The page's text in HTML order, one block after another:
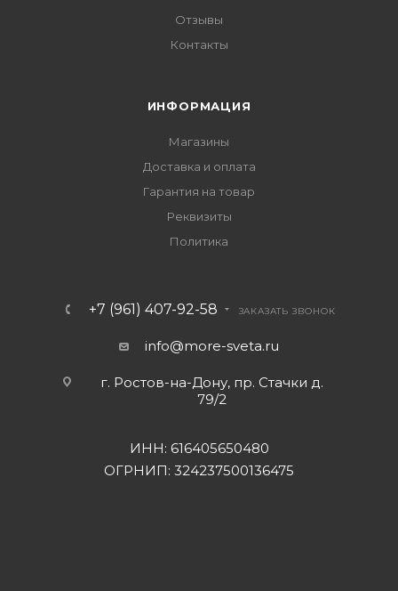
Отзывы
Контакты
ИНФОРМАЦИЯ
Магазины
Доставка и оплата
Гарантия на товар
Реквизиты
Политика
+7 (961) 407-92-58 ЗАКАЗАТЬ ЗВОНОК
info@more-sveta.ru
г. Ростов-на-Дону, пр. Стачки д.
79/2
ИНН: 616405650480
ОГРНИП: 324237500136475